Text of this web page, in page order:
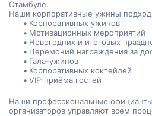
Стамбуле.
Наши корпоративные ужины
Корпоративных ужинов
Мотивационных мероприятий
Новогодних и итоговых
Церемоний награждения за
Гала-ужинов
Корпоративных коктейлей
VIP-приёма гостей
Наши профессиональные
организаторов управляют всем